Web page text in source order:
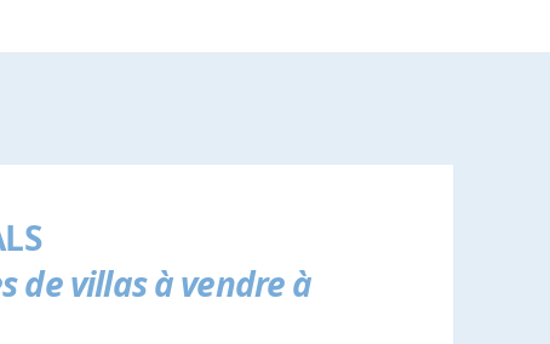
de villas à vendre à